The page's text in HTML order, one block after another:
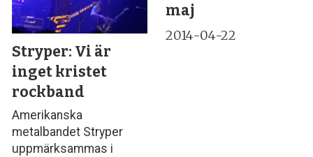
Stryper: Vi är
inget kristet
rockband
Amerikanska
metalbandet Stryper
uppmärksammas i
maj
2014-04-22